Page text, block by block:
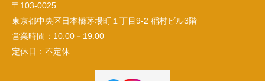
〒103-0025
東京都中央区日本橋茅場町１丁目9-2 稲村ビル3階
営業時間： 10:00－19:00
定休日： 不定休